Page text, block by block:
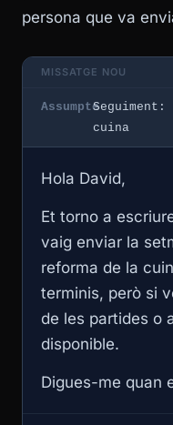
persona que va
MISSATGE NOU
Assumpte
cuina
Hola David,
Et torno a
vaig enviar la
reforma de la
terminis, però si
de les partides o
disponible.
Digues-me quan